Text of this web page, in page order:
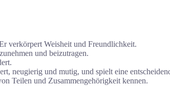
verkörpert Weisheit und Freundlichkeit.
und beizutragen.
neugierig und mutig, und spielt eine
Teilen und Zusammengehörigkeit kennen.